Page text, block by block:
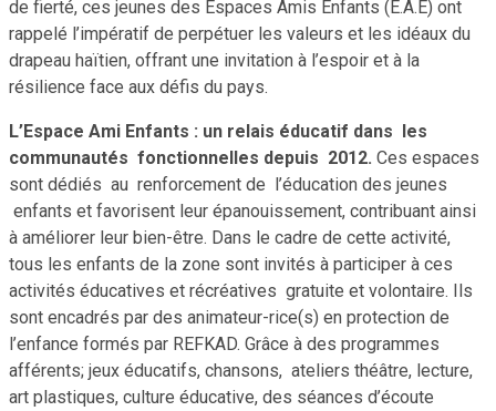
de fierté, ces jeunes des Espaces Amis Enfants (E.A.E) ont
rappelé l’impératif de perpétuer les valeurs et les idéaux du
drapeau haïtien, offrant une invitation à l’espoir et à la
résilience face aux défis du pays.
L’Espace Ami Enfants : un relais éducatif dans les
communautés fonctionnelles depuis 2012. Ces espaces
sont dédiés au renforcement de l’éducation des jeunes
enfants et favorisent leur épanouissement, contribuant ainsi
à améliorer leur bien-être. Dans le cadre de cette activité,
tous les enfants de la zone sont invités à participer à ces
activités éducatives et récréatives gratuite et volontaire. Ils
sont encadrés par des animateur-rice(s) en protection de
l’enfance formés par REFKAD. Grâce à des programmes
afférents; jeux éducatifs, chansons, ateliers théâtre, lecture,
art plastiques, culture éducative, des séances d’écoute